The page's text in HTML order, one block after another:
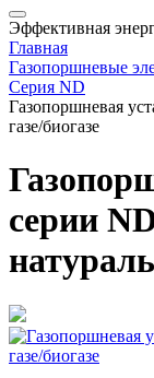
Эффективная
Главная
Газопоршневые
Серия ND
Газопоршневая
газе/биогазе
серии